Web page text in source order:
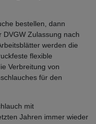
bestellen, dann
Zulassung nach
werden die
flexible
Verbreitung von
für den
mit
Jahren immer wieder